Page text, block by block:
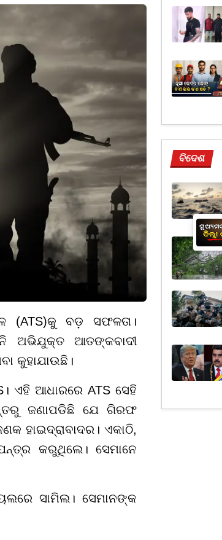
(ATS)କୁ ବଡ଼ ସଫଳତା।
ଅଭିଯୁକ୍ତ ଆତଙ୍କବାଦୀ
କୁହାଯାଉଛି।
ଏହି ଆଧାରରେ ATS ସେହି
ଜଣାପଡିଛି ଯେ ଗିରଫ
ହାଇଦ୍ରାବାଦର। ଏକାଠି,
କରୁଥିଲେ। ସେମାନେ
ସାମିଲ। ସେମାନଙ୍କ
ବିଦେଶ